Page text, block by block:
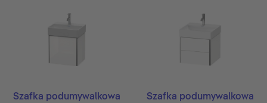
Szafka podumywalkowa
Szafka podumywalkowa